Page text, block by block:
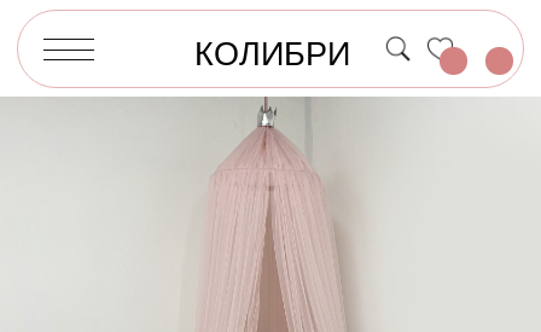
КОЛИБРИ